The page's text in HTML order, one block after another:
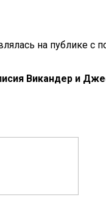
на публике с
Викандер и